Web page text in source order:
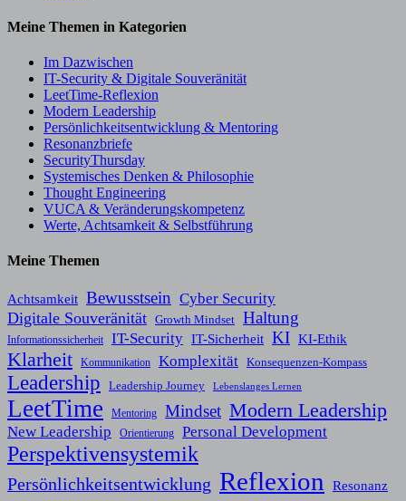
Meine Themen in Kategorien
Im Dazwischen
IT-Security & Digitale Souveränität
LeetTime-Reflexion
Modern Leadership
Persönlichkeitsentwicklung & Mentoring
Resonanzbriefe
SecurityThursday
Systemisches Denken & Philosophie
Thought Engineering
VUCA & Veränderungskompetenz
Werte, Achtsamkeit & Selbstführung
Meine Themen
Achtsamkeit Bewusstsein Cyber Security
Digitale Souveränität Growth Mindset Haltung
Informationssicherheit IT-Security IT-Sicherheit KI KI-Ethik
Klarheit Kommunikation Komplexität Konsequenzen-Kompass
Leadership Leadership Journey Lebenslanges Lernen
LeetTime Mentoring Mindset Modern Leadership
New Leadership Orientierung Personal Development
Perspektivensystemik
Persönlichkeitsentwicklung Reflexion Resonanz